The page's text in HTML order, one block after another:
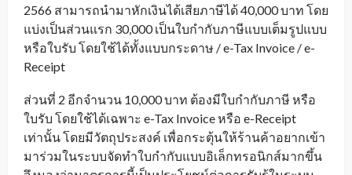
2566 สามารถนำมาหักเงินได้เสียภาษีได้ 40,000 บาท โดย
แบ่งเป็นส่วนแรก 30,000 เป็นใบกำกับภาษีแบบเต็มรูปแบบ
หรือใบรับ โดยใช้ได้ทั้งแบบกระดาษ / e-Tax Invoice / e-
Receipt
ส่วนที่ 2 อีกจำนวน 10,000 บาท ต้องมีใบกำกับภาษี หรือ
ใบรับ โดยใช้ได้เฉพาะ e-Tax Invoice หรือ e-Receipt
เท่านั้น โดยมีวัตถุประสงค์ เพื่อกระตุ้นให้ร้านค้าอยากเข้า
มาร่วมในระบบจัดทำใบกำกับแบบอิเล็กทรอนิกส์มากขึ้น